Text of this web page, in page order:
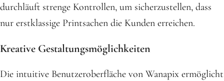
durchläuft strenge Kontrollen, um sicherzustellen, dass
nur erstklassige Printsachen die Kunden erreichen.
Kreative Gestaltungsmöglichkeiten
Die intuitive Benutzeroberfläche von Wanapix ermöglicht